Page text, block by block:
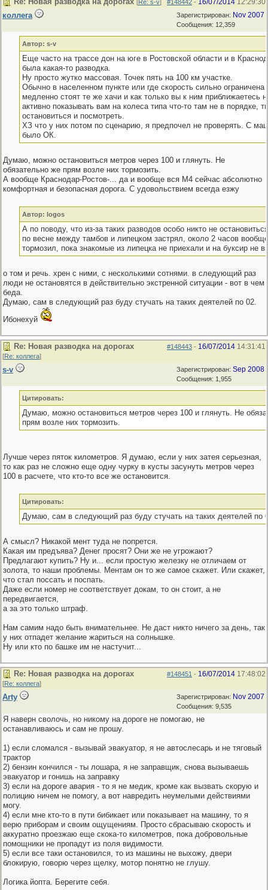
#148442 - 16/07/2014 12:29:30
Re: s-v
Зарегистрирован: Nov 2007
Сообщения: 12,359
коллега
Автор: s-v
Еще часто на трассе дон на юге в Ростовской области и в
была какая-то разводка.
Ну просто жутко массовая. Точек пять на 100 км участке.
Обычно в населенном пункте или где скорость сильно
медленно стоят те же хачи и как только вы к ним приближаетесь
активно показывать вам на колеса типа что-то там не в порядке,
остановиться и посмотреть.
ХЗ что у них потом по сценарию, я предпочел не проверять. С
было ОК.
Думаю, можно остановиться метров через 100 и глянуть. Не
обязательно же прям возле них тормозить.
А вообще Краснодар-Ростов-... да и вообще вся М4 сейчас абсолютно
комфортная и безопасная дорога. С удовольствием всегда езжу
Автор: logos
А по поводу, что из-за таких разводов особо никто не
по весне между тамбов и липецком застрял, около 2 часов
тормозил, пока знакомые из липецка не приехали и на буксир не
о том и речь. хрен с ними, с несколькими сотнями. в следующий раз
люди не остановятся в действительно экстренной ситуации - вот в чем
беда.
Думаю, сам в следующий раз буду стучать на таких деятелей по 02.
Ибонехуй
#148443 - 16/07/2014 14:31:41
Re: Новая разводка на дорогах
[Re: коллега]
Зарегистрирован: Sep 2008
Сообщения: 1,955
s-v
Цитировать:
Думаю, можно остановиться метров через 100 и глянуть. Не
прям возле них тормозить.
Лучше через пяток километров. Я думаю, если у них затея серьезная,
то как раз не сложно еще одну чурку в кусты засунуть метров через
100 в расчете, что кто-то все же остановится.
Цитировать:
Думаю, сам в следующий раз буду стучать на таких деятелей по
А смысл? Никакой мент туда не попрется.
Какая им предъява? Денег просят? Они же не угрожают?
Предлагают купить? Ну и... если простую железку не отличаем от
золота, то наши проблемы. Ментам он то же самое скажет. Или скажет,
что стал поссать и поспать.
Даже если номер не соответствует докам, то он стоит, а не
передвигается,
а за это только штраф.
Нам самим надо быть внимательнее. Не даст никто ничего за день, так
у них отпадет желание жариться на солнышке.
Ну или кто по башке им не настучит...
#148451 - 16/07/2014 17:48:02
Re: Новая разводка на дорогах
[Re: коллега]
Зарегистрирован: Nov 2007
Сообщения: 9,535
Arty
Я наверн сволочь, но никому на дороге не помогаю, не
останавливаюсь и сам не прошу.
1) если сломался - вызывай эвакуатор, я не автослесарь и не тяговый
трактор
2) бензин кончился - ты лошара, я не заправщик, снова вызываешь
эвакуатор и гонишь на заправку
3) если на дороге авария - то я не медик, кроме как вызвать скорую и
полицию ничем не помогу, а вот навредить неумелыми действиями
могу.
4) если мне кто-то в пути бибикает или показывает на машину, то я
верю приборам и своим ощущениям. Просто сбрасываю скорость и
аккуратно проезжаю еще скока-то километров, пока добровольные
помощники не пропадут из поля видимости.
5) если все таки остановился, то из машины не выхожу, двери
блокирую, говорю через щелку, мотор понятно не глушу.
Логика йопта. Берегите себя.